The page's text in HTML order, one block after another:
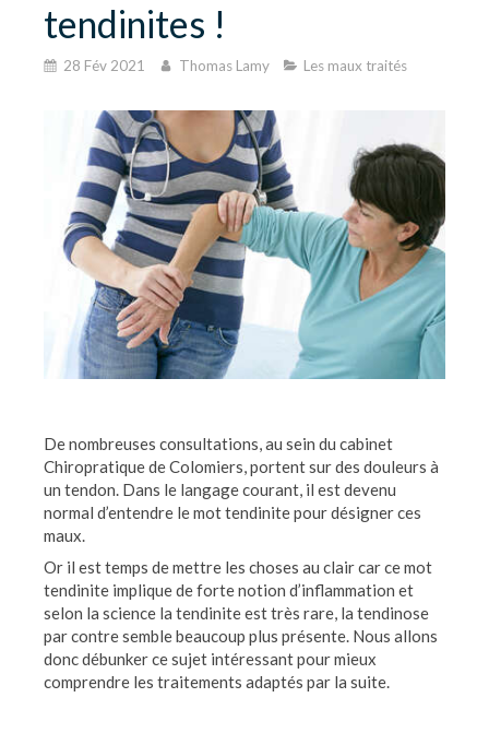
tendinites !
28 Fév 2021 Thomas Lamy Les maux traités
De nombreuses consultations, au sein du cabinet
Chiropratique de Colomiers, portent sur des douleurs à
un tendon. Dans le langage courant, il est devenu
normal d’entendre le mot tendinite pour désigner ces
maux.
Or il est temps de mettre les choses au clair car ce mot
tendinite implique de forte notion d’inflammation et
selon la science la tendinite est très rare, la tendinose
par contre semble beaucoup plus présente. Nous allons
donc débunker ce sujet intéressant pour mieux
comprendre les traitements adaptés par la suite.